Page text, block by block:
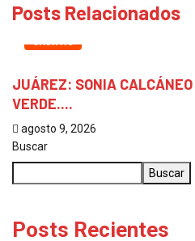
Posts Relacionados
CHIAPAS
JUÁREZ: SONIA
VERDE....
agosto 9, 2026
Buscar
Buscar
Posts Recientes